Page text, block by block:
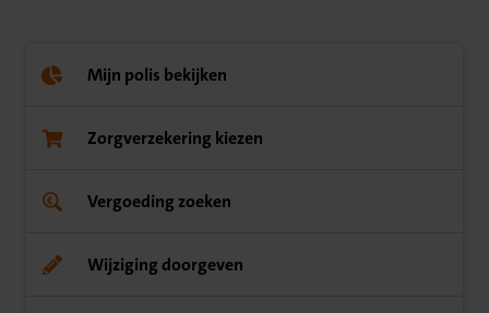
Mijn polis bekijken
Zorgverzekering kiezen
Vergoeding zoeken
Wijziging doorgeven